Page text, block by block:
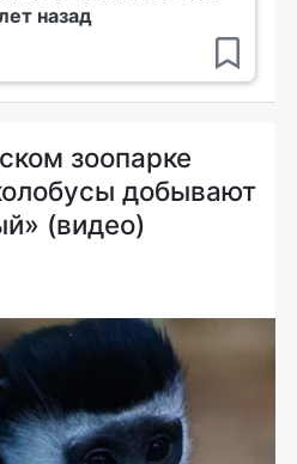
назад
зоопарке
добывают
(видео)